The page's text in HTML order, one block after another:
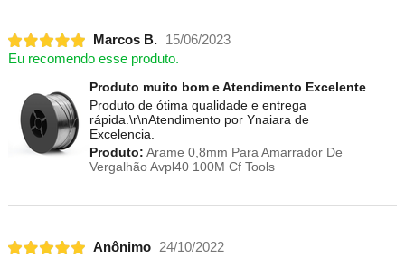
Marcos B.
15/06/2023
Eu recomendo esse produto.
Produto muito bom e Atendimento Excelente
Produto de ótima qualidade e entrega
rápida.\r\nAtendimento por Ynaiara de
Excelencia.
Produto: Arame 0,8mm Para Amarrador De
Vergalhão Avpl40 100M Cf Tools
Anônimo 24/10/2022